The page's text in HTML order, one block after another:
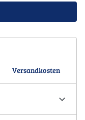
Versandkosten